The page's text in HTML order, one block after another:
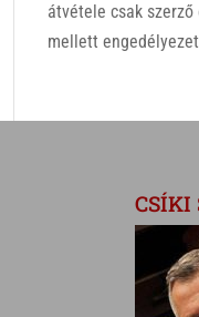
átvétele csak
mellett
CSÍKI